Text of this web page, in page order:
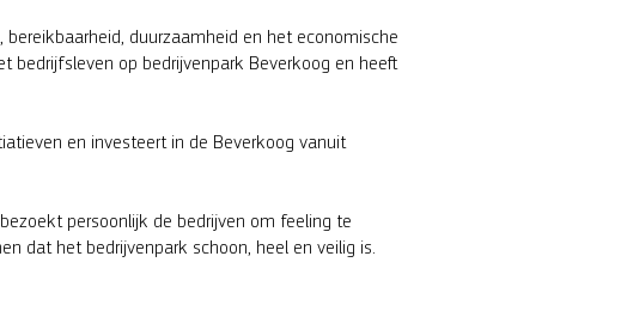
duurzaamheid en het economische
bedrijfsleven op bedrijvenpark Beverkoog en heeft
en investeert in de Beverkoog vanuit
persoonlijk de bedrijven om feeling te
dat het bedrijvenpark schoon, heel en veilig is.